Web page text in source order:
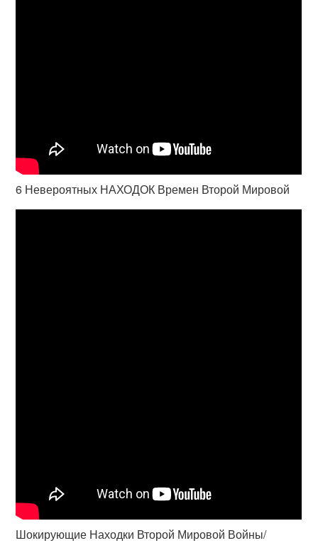
6 Невероятных НАХОДОК Времен Второй Мировой
Шокирующие Находки Второй Мировой Войны/